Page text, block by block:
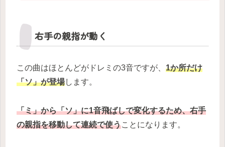
右手の親指が動く
この曲はほとんどがドレミの3音ですが、 1か所だけ
「ソ」が登場します。
「ミ」から「ソ」に1音飛ばしで変化するため、右手
の親指を移動して連続で使うことになります。